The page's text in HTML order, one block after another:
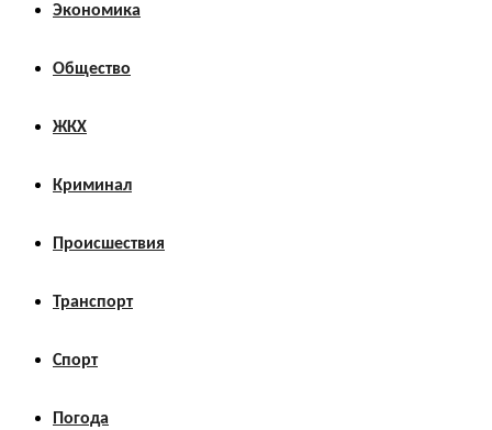
Экономика
Общество
ЖКХ
Криминал
Происшествия
Транспорт
Спорт
Погода